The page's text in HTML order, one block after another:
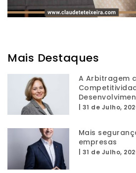
Mais Destaques
A Arbitragem
31 de Julho,
Mais
empresas
31 de Julho,